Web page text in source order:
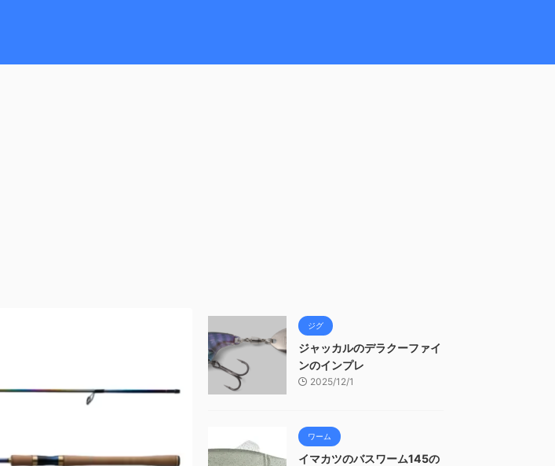
ジグ
ジャッカルのデラクーファイ
ンのインプレ
2025/12/1
ワーム
イマカツのバスワーム145の